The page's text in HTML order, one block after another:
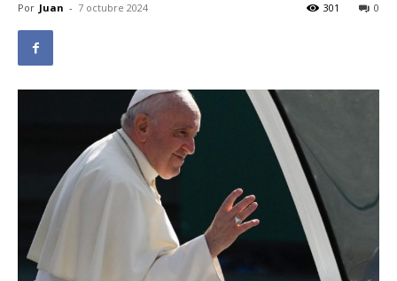
Por Juan - 7 octubre 2024 0
301